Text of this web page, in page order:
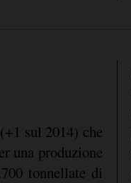
(+1 sul 2014) che
una produzione
tonnellate di